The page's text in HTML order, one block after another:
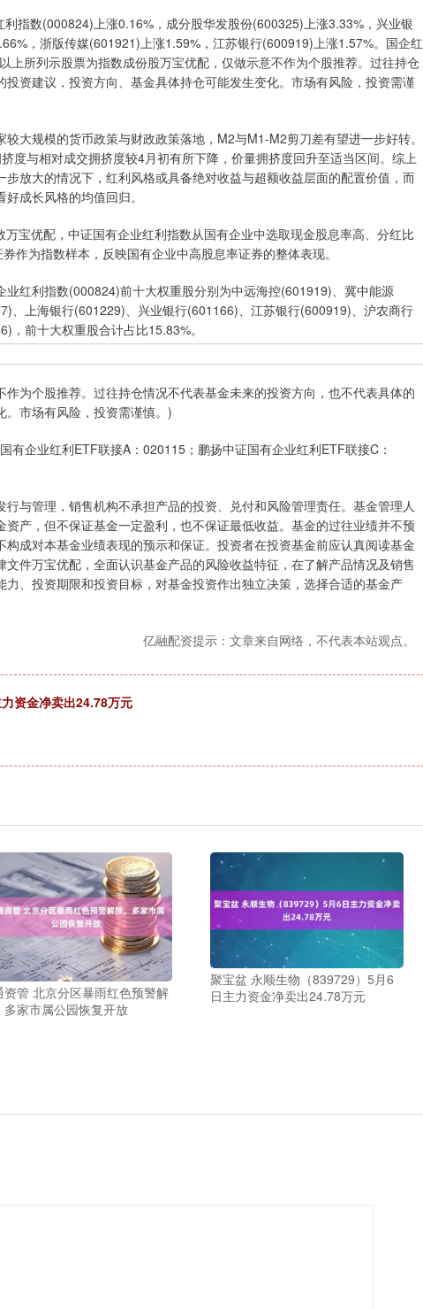
数(000824)上涨0.16%，成分股华发股份(600325)上涨3.33%，兴业银
，浙版传媒(601921)上涨1.59%，江苏银行(600919)上涨1.57%。国企红
所列示股票为指数成份股万宝优配，仅做示意不作为个股推荐。过往持仓
资建议，投资方向、基金具体持仓可能发生变化。市场有风险，投资需谨
规模的货币政策与财政政策落地，M2与M1-M2剪刀差有望进一步好转。
度与相对成交拥挤度较4月初有所下降，价量拥挤度回升至适当区间。综上
放大的情况下，红利风格或具备绝对收益与超额收益层面的配置价值，而
成长风格的均值回归。
优配，中证国有企业红利指数从国有企业中选取现金股息率高、分红比
作为指数样本，反映国有企业中高股息率证券的整体表现。
红利指数(000824)前十大权重股分别为中远海控(601919)、冀中能源
、上海银行(601229)、兴业银行(601166)、江苏银行(600919)、沪农商行
前十大权重股合计占比15.83%。
为个股推荐。过往持仓情况不代表基金未来的投资方向，也不代表具体的
市场有风险，投资需谨慎。)
企业红利ETF联接A：020115；鹏扬中证国有企业红利ETF联接C：
管理，销售机构不承担产品的投资、兑付和风险管理责任。基金管理人
产，但不保证基金一定盈利，也不保证最低收益。基金的过往业绩并不预
成对本基金业绩表现的预示和保证。投资者在投资基金前应认真阅读基金
件万宝优配，全面认识基金产品的风险收益特征，在了解产品情况及销售
、投资期限和投资目标，对基金投资作出独立决策，选择合适的基金产
亿融配资提示：文章来自网络，不代表本站观点。
资金净卖出24.78万元
资管 北京分区暴雨红色预警解
多家市属公园恢复开放
聚宝盆 永顺生物（839729）5月6
日主力资金净卖出24.78万元